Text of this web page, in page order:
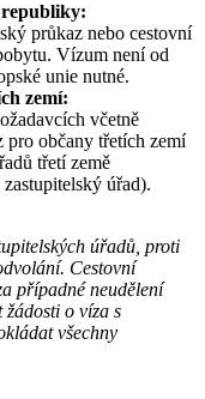
republiky:
průkaz nebo cestovní
Vízum není od
unie nutné.
zemí:
včetně
občany třetích zemí
třetí země
úřad).
úřadů, proti
Cestovní
případné neudělení
o víza s
všechny